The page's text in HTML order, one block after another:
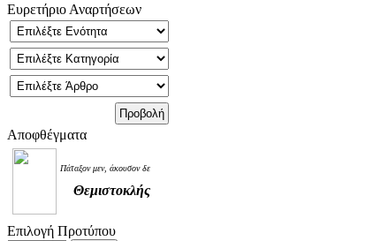
Ευρετήριο Αναρτήσεων
Αποφθέγματα
Πάταξον μεν, άκουσον δε
Θεμιστοκλής
Επιλογή Προτύπου